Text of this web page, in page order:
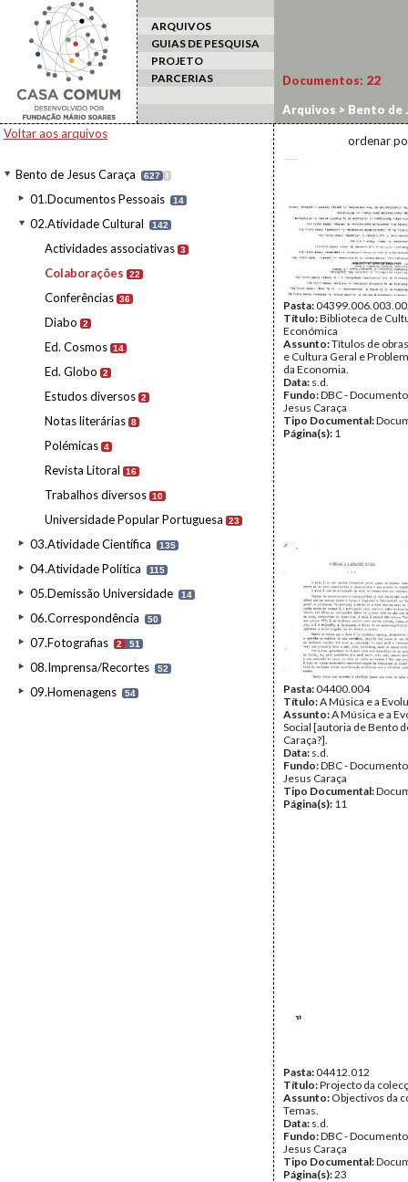
ARQUIVOS
GUIAS DE PESQUISA
PROJETO
PARCERIAS
Voltar aos arquivos
Bento de Jesus Caraça 627 I
01.Documentos Pessoais 14
02.Atividade Cultural 142
Actividades associativas 3
Colaborações 22
Conferências 36
Diabo 2
Ed. Cosmos 14
Ed. Globo 2
Estudos diversos 2
Notas literárias 8
Polémicas 4
Revista Litoral 16
Trabalhos diversos 10
Universidade Popular Portuguesa 23
03.Atividade Científica 135
04.Atividade Política 115
05.Demissão Universidade 14
06.Correspondência 50
07.Fotografias 2 51
08.Imprensa/Recortes 52
09.Homenagens 54
Documentos: 22
Arquivos > Bento de
ordenar
Pasta:
Título:Biblioteca de
Económica
Assunto:Títulos de
e Cultura Geral e
da Economia.
Data: s.d.
Fundo:DBC -
Jesus Caraça
Tipo Documental:
Página(s): 1
Pasta:04400.004
Título:A Música e a
Assunto:A Música e a
Social [autoria de Bento
Caraça?].
Data: s.d.
Fundo:DBC -
Jesus Caraça
Tipo Documental:
Página(s): 11
Pasta:04412.012
Título:Projecto da
Assunto: Objectivos da
Temas.
Data: s.d.
Fundo:DBC -
Jesus Caraça
Tipo Documental:
Página(s):23